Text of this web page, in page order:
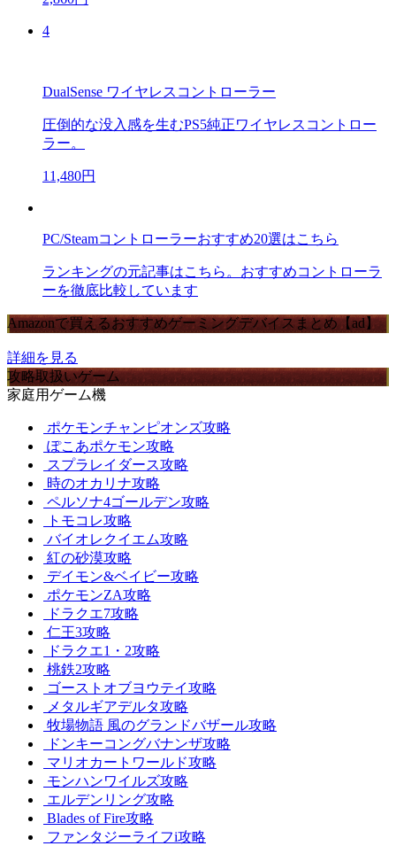
4
DualSense ワイヤレスコントローラー
圧倒的な没入感を生むPS5純正ワイヤレスコントロー
ラー。
11,480円
PC/Steamコントローラーおすすめ20選はこちら
ランキングの元記事はこちら。おすすめコントローラ
ーを徹底比較しています
Amazonで買えるおすすめゲーミングデバイスまとめ【ad】
詳細を見る
攻略取扱いゲーム
家庭用ゲーム機
ポケモンチャンピオンズ攻略
ぽこあポケモン攻略
スプラレイダース攻略
時のオカリナ攻略
ペルソナ4ゴールデン攻略
トモコレ攻略
バイオレクイエム攻略
紅の砂漠攻略
デイモン&ベイビー攻略
ポケモンZA攻略
ドラクエ7攻略
仁王3攻略
ドラクエ1・2攻略
桃鉄2攻略
ゴーストオブヨウテイ攻略
メタルギアデルタ攻略
牧場物語 風のグランドバザール攻略
ドンキーコングバナンザ攻略
マリオカートワールド攻略
モンハンワイルズ攻略
エルデンリング攻略
Blades of Fire攻略
ファンタジーライフi攻略